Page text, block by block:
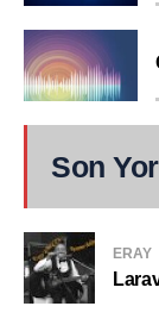
Son
ERAY